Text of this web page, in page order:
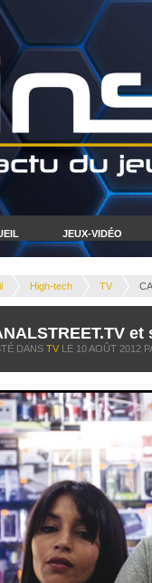
JEUX-VIDÉO
High-tech TV
DANS TV LE 10 AOÛT 2012